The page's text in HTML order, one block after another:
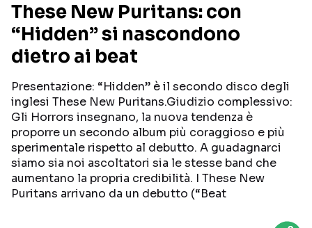
RECENSIONI MUSICALI
INTERVISTE
GOSSIP E CURIOSITÀ
TESTI CANZONI
TOUR ED EVENTI
Seguici sui social
These New Puritans: con
“Hidden” si nascondono
dietro ai beat
Presentazione: “Hidden” è il secondo disco degli
inglesi These New Puritans.Giudizio complessivo:
Gli Horrors insegnano, la nuova tendenza è
proporre un secondo album più coraggioso e più
sperimentale rispetto al debutto. A guadagnarci
siamo sia noi ascoltatori sia le stesse band che
aumentano la propria credibilità. I These New
Puritans arrivano da un debutto (“Beat